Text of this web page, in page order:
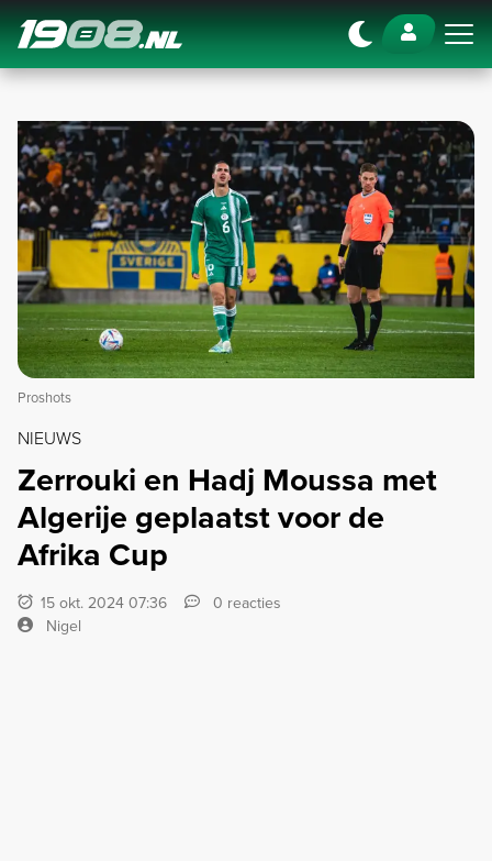
Navigation
Proshots
NIEUWS
Zerrouki en Hadj Moussa met
Algerije geplaatst voor de
Afrika Cup
15 okt. 2024 07:36
0 reacties
Nigel